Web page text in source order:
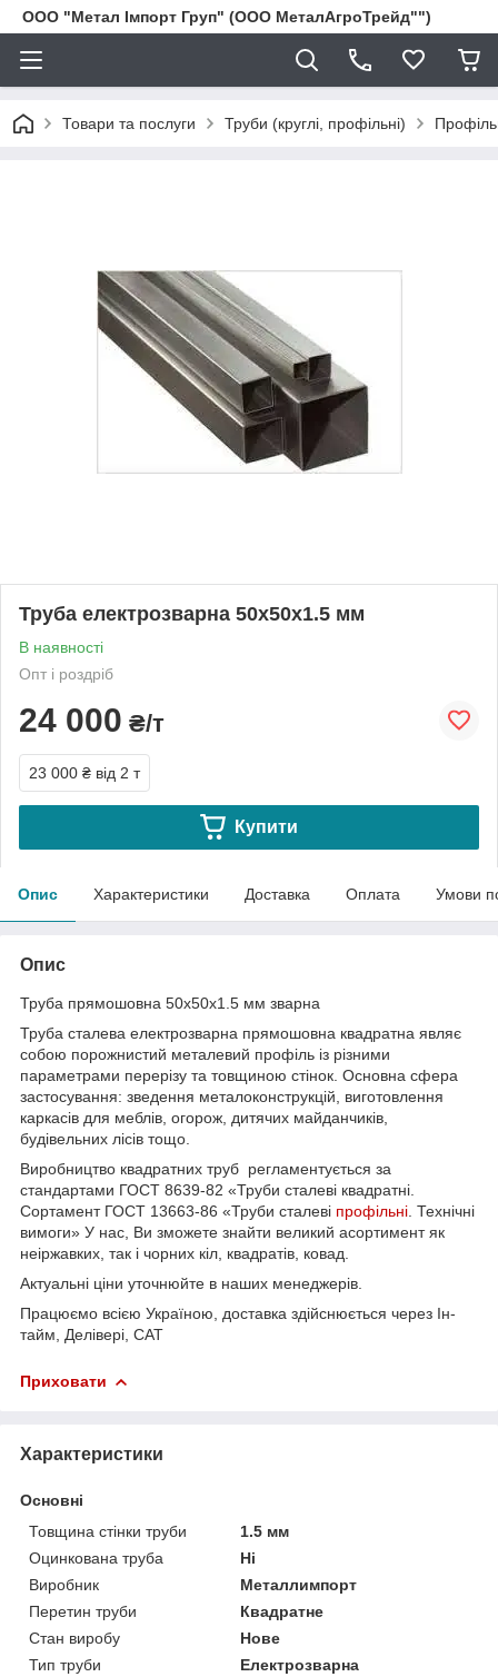
ООО "Метал Імпорт Груп" (ООО МеталАгроТрейд"")
Товари та послуги Труби (круглі, профільні)
Труба електрозварна 50х50х1.5 мм
В наявності
Опт і роздріб
24 000 ₴/т
23 000 ₴ від 2 т
Купити
Опис Характеристики Доставка Оплата Умови
Опис
Труба прямошовна 50х50х1.5 мм зварна
Труба сталева електрозварна прямошовна квадратна являє
собою порожнистий металевий профіль із різними
параметрами перерізу та товщиною стінок. Основна сфера
застосування: зведення металоконструкцій, виготовлення
каркасів для меблів, огорож, дитячих майданчиків,
будівельних лісів тощо.
Виробництво квадратних труб регламентується за
стандартами ГОСТ 8639-82 «Труби сталеві квадратні.
Сортамент ГОСТ 13663-86 «Труби сталеві профільні . Технічні
вимоги» У нас, Ви зможете знайти великий асортимент як
неіржавких, так і чорних кіл, квадратів, ковад.
Актуальні ціни уточнюйте в наших менеджерів.
Працюємо всією Україною, доставка здійснюється через Ін-
тайм, Делівері, САТ
Приховати
Характеристики
Основні
Товщина стінки труби
1.5 мм
Оцинкована труба
Ні
Виробник
Металлимпорт
Перетин труби
Квадратне
Стан виробу
Нове
Тип труби
Електрозварна